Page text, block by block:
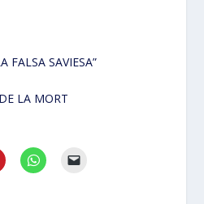
SAVIESA”
LA MORT